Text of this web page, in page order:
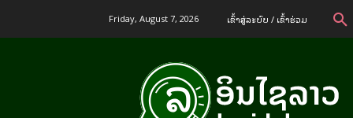
Friday, August 7, 2026 ເຂົ້າ​ສູ່​ລະ​ບົບ / ເຂົ້າ​ຮ່ວມ